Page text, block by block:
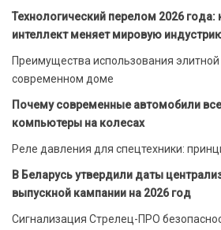
Технологический перелом 2026 года:
интеллект меняет мировую
Преимущества использования элитной
современном доме
Почему современные автомобили
компьютеры на колесах
Реле давления для спецтехники:
В Беларусь утвердили даты
выпускной кампании на 2026 год
Сигнализация Стрелец-ПРО